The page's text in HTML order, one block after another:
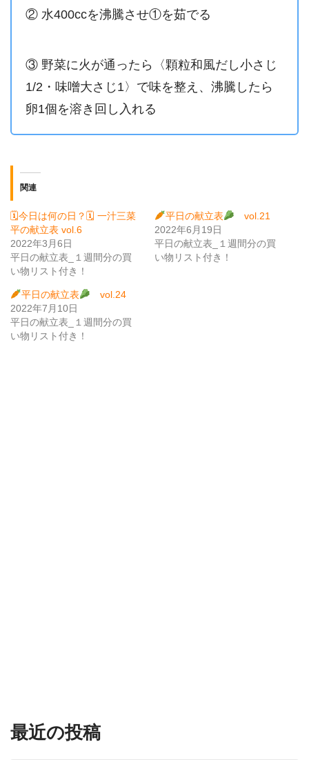
② 水400ccを沸騰させ①を茹でる
③ 野菜に火が通ったら〈顆粒和風だし小さじ
1/2・味噌大さじ1〉で味を整え、沸騰したら
卵1個を溶き回し入れる
関連
🗓今日は何の日？🗓 一汁三菜
平の献立表 vol.6
2022年3月6日
平日の献立表_１週間分の買
い物リスト付き！
平日の献立表
vol.21
2022年6月19日
平日の献立表_１週間分の買
い物リスト付き！
平日の献立表
vol.24
2022年7月10日
平日の献立表_１週間分の買
い物リスト付き！
最近の投稿